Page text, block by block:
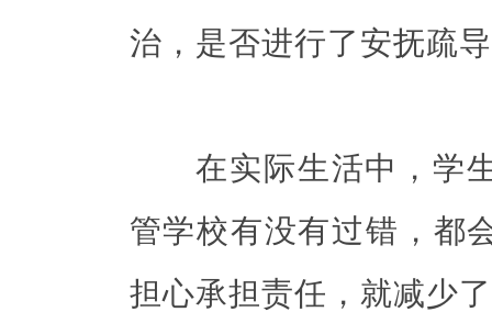
治，是否进行了安抚疏
在实际生活中，学生
管学校有没有过错，都
担心承担责任，就减少